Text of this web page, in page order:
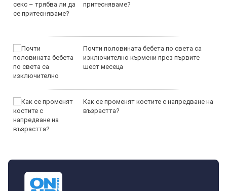
притесняваме?
Почти половината бебета по света са
изключително кърмени през първите
шест месеца
Как се променят костите с напредване на
възрастта?